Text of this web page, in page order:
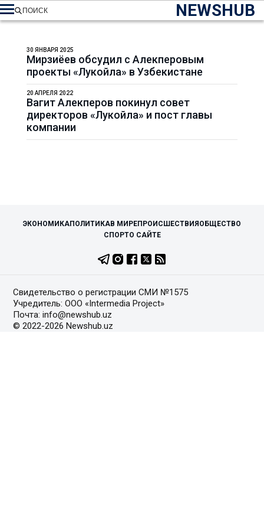
NEWSHUB
ПОИСК
Мирзиёев обсудил с Алекперовым
проекты «Лукойла» в Узбекистане
30 ЯНВАРЯ 2025
Вагит Алекперов покинул совет
директоров «Лукойла» и пост главы
компании
20 АПРЕЛЯ 2022
ЭКОНОМИКАПОЛИТИКАВ МИРЕПРОИСШЕСТВИЯ ОБЩЕСТВО
СПОРТО САЙТЕ
Свидетельство о регистрации СМИ №1575
Учредитель: ООО «Intermedia Project»
Почта: info@newshub.uz
© 2022-2026 Newshub.uz